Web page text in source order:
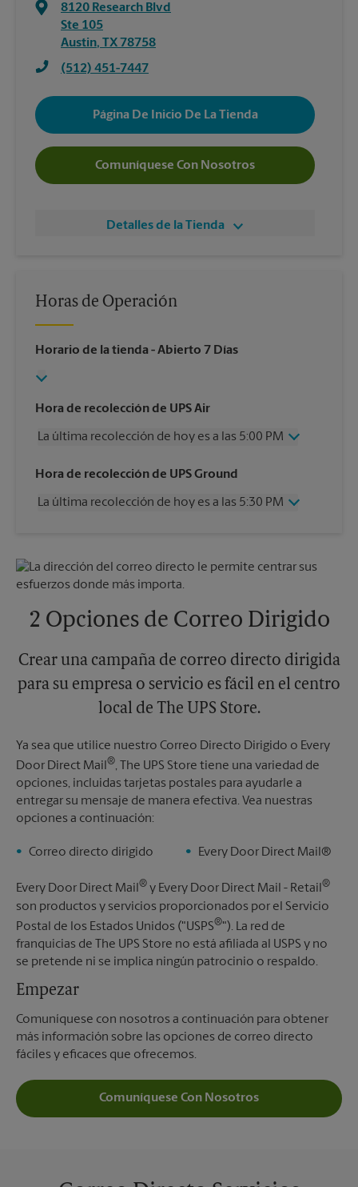
8120 Research Blvd
Ste 105
Austin, TX 78758
(512) 451-7447
Página De Inicio De La Tienda
Comuníquese Con Nosotros
Detalles de la Tienda
Horas de Operación
Horario de la tienda - Abierto 7 Días
Hora de recolección de UPS Air
La última recolección de hoy es a las 5:00 PM
Miércoles
5:00 PM
Viernes
5:00 PM
Hora de recolección de UPS Ground
La última recolección de hoy es a las 5:30 PM
Viernes
5:30 PM
Sábado
Sin Recolección
Lunes
5:30 PM
2 Opciones de Correo Dirigido
Crear una campaña de correo directo dirigida
para su empresa o servicio es fácil en el centro
local de The UPS Store.
Ya sea que utilice nuestro Correo Directo Dirigido o Every
Door Direct Mail®, The UPS Store tiene una variedad de
opciones, incluidas tarjetas postales para ayudarle a
entregar su mensaje de manera efectiva. Vea nuestras
opciones a continuación:
Correo directo dirigido Every Door Direct Mail®
Every Door Direct Mail® y Every Door Direct Mail - Retail®
son productos y servicios proporcionados por el Servicio
Postal de los Estados Unidos ("USPS®"). La red de
franquicias de The UPS Store no está afiliada al USPS y no
se pretende ni se implica ningún patrocinio o respaldo.
Empezar
Comuníquese con nosotros a continuación para obtener
más información sobre las opciones de correo directo
fáciles y eficaces que ofrecemos.
Comuníquese Con Nosotros